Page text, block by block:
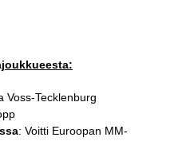
Voss-Tecklenburg
: Voitti Euroopan MM-